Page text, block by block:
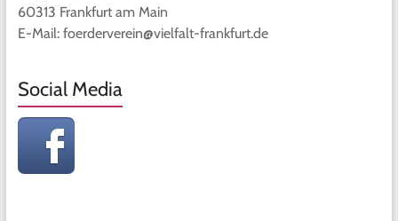
60313 Frankfurt am Main
E-Mail: foerderverein@vielfalt-frankfurt.de
Social Media